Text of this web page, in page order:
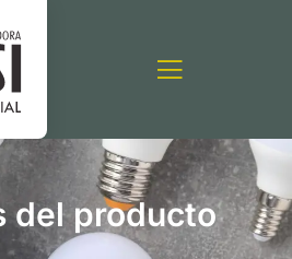
del producto